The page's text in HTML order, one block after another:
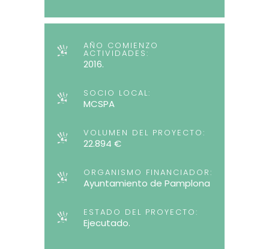
AÑO COMIENZO
ACTIVIDADES:
2016.
SOCIO LOCAL:
MCSPA
VOLUMEN DEL PROYECTO:
22.894 €
ORGANISMO FINANCIADOR:
Ayuntamiento de Pamplona
ESTADO DEL PROYECTO:
Ejecutado.